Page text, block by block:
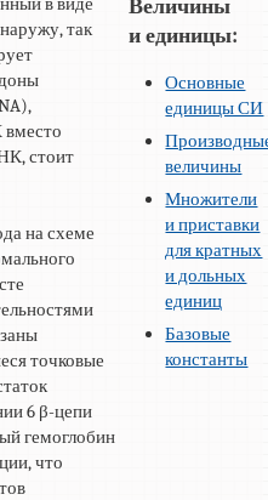
так
вместо
стоит
на схеме
точковые
6 β-цепи
гемоглобин
что
Величины
и единицы:
Основные
единицы СИ
величины
Множители
и приставки
для кратных
и дольных
единиц
Базовые
константы